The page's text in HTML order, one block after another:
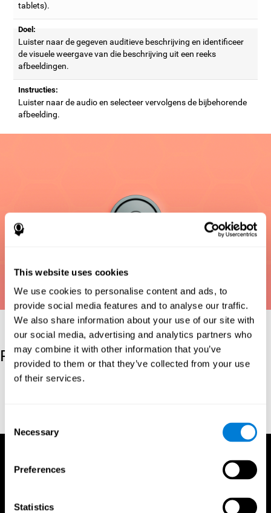
This website uses cookies
We use cookies to personalise content and ads, to
provide social media features and to analyse our traffic.
We also share information about your use of our site with
our social media, advertising and analytics partners who
may combine it with other information that you’ve
provided to them or that they’ve collected from your use
of their services.
Selection
Necessary
Preferences
Statistics
tablets).
Doel:
Luister naar de gegeven auditieve beschrijving en identificeer
de visuele weergave van die beschrijving uit een reeks
afbeeldingen.
Instructies:
Luister naar de audio en selecteer vervolgens de bijbehorende
afbeelding.
Referenties
Bastiaanse, Y. R. M., Edwards, S., Maas, E., & Rispens, J. E.